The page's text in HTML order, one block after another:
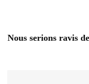
Nous serions ravis